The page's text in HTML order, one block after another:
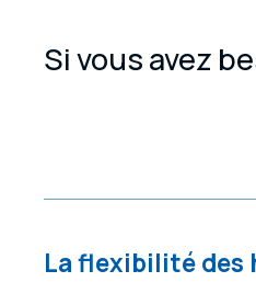
Si vous avez
La flexibilité des